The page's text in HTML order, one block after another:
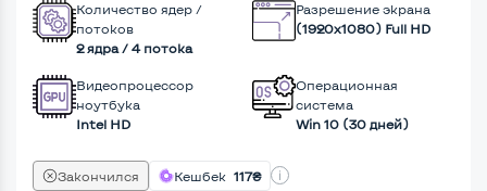
Количество ядер /
потоков
2 ядра / 4 потока
Разрешение экрана
(1920х1080) Full HD
Видеопроцессор
ноутбука
Intel HD
Операционная
система
Win 10 (30 дней)
Закончился Кешбек 117₴